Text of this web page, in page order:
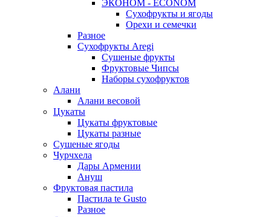
ЭКОНОМ - ECONOM
Сухофрукты и ягоды
Орехи и семечки
Разное
Сухофрукты Aregi
Сушеные фрукты
Фруктовые Чипсы
Наборы сухофруктов
Алани
Алани весовой
Цукаты
Цукаты фруктовые
Цукаты разные
Сушеные ягоды
Чурчхела
Дары Армении
Ануш
Фруктовая пастила
Пастила te Gusto
Разное